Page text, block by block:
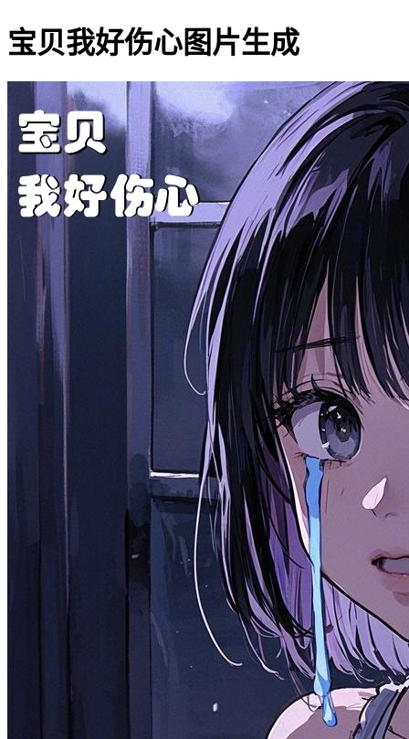
宝贝我好伤心图片生成